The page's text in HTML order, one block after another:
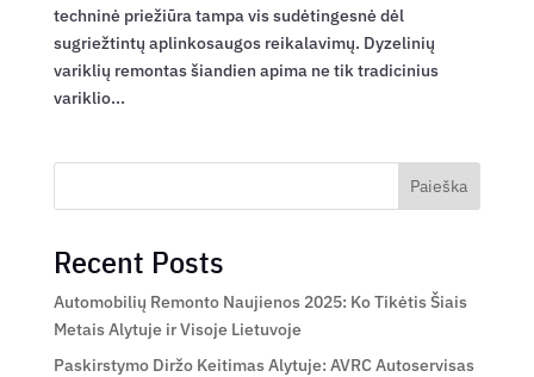
techninė priežiūra tampa vis sudėtingesnė dėl
sugriežtintų aplinkosaugos reikalavimų. Dyzelinių
variklių remontas šiandien apima ne tik tradicinius
variklio...
Paieška
Recent Posts
Automobilių Remonto Naujienos 2025: Ko Tikėtis Šiais
Metais Alytuje ir Visoje Lietuvoje
Paskirstymo Diržo Keitimas Alytuje: AVRC Autoservisas